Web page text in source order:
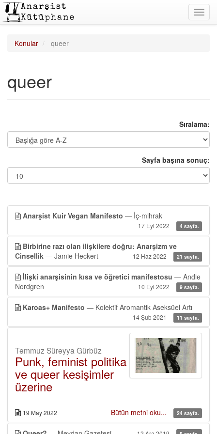
Konular queer
queer
Sıralama:
Sayfa başına sonuç:
Anarşist Kuir Vegan Manifesto — İç-mihrak
17 Eyl 2022 4 sayfa.
Birbirine razı olan ilişkilere doğru: Anarşizm ve
Cinsellik — Jamie Heckert 12 Haz 2022 21 sayfa.
İlişki anarşisinin kısa ve öğretici manifestosu — Andie
Nordgren
10 Eyl 2022 9 sayfa.
Karoas+ Manifesto — Kolektif Aromantik Aseksüel Artı
14 Şub 2021 11 sayfa.
Temmuz Süreyya Gürbüz
Punk, feminist politika
ve queer kesişimler
üzerine
19 May 2022 Bütün metni oku... 24 sayfa.